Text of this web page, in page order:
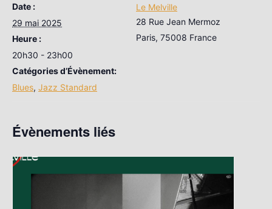
Date :
29 mai 2025
Heure :
20h30 - 23h00
Catégories d’Évènement:
Blues, Jazz Standard
Le Melville
28 Rue Jean Mermoz
Paris, 75008 France
Évènements liés